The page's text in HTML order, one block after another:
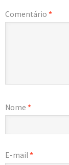
Comentário *
Nome *
E-mail*